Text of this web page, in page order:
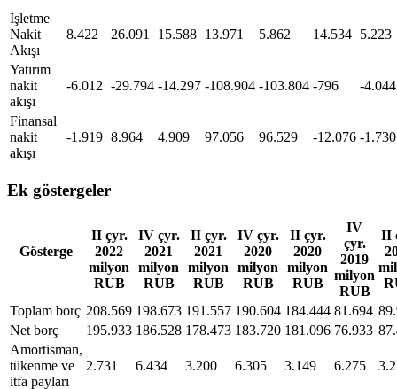
İşletme
Nakit
Akışı
8.422 26.091 15.588 13.971 5.862 14.534 5.223
Yatırım
nakit
akışı
-6.012 -29.794 -14.297 -108.904 -103.804 -796 -4.044
Finansal
nakit
akışı
-1.919 8.964 4.909 97.056 96.529 -12.076 -1.730
Ek göstergeler
Gösterge
II çyr.
2022
milyon
RUB
IV çyr.
2021
milyon
RUB
II çyr.
2021
milyon
RUB
IV çyr.
2020
milyon
RUB
II çyr.
2020
milyon
RUB
IV
çyr.
2019
milyon
RUB
II
Toplam borç 208.569 198.673 191.557 190.604 184.444 81.694
Net borç
195.933 186.528 178.473 183.720 181.096 76.933
Amortisman,
tükenme ve
itfa payları
2.731 6.434 3.200 6.305 3.149 6.275